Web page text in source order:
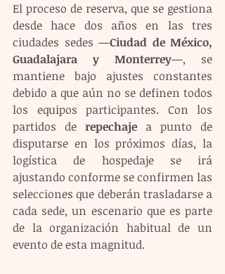
El proceso de reserva, que se gestiona
desde hace dos años en las tres
ciudades sedes —Ciudad de México,
Guadalajara y Monterrey—, se
mantiene bajo ajustes constantes
debido a que aún no se definen todos
los equipos participantes. Con los
partidos de repechaje a punto de
disputarse en los próximos días, la
logística de hospedaje se irá
ajustando conforme se confirmen las
selecciones que deberán trasladarse a
cada sede, un escenario que es parte
de la organización habitual de un
evento de esta magnitud.